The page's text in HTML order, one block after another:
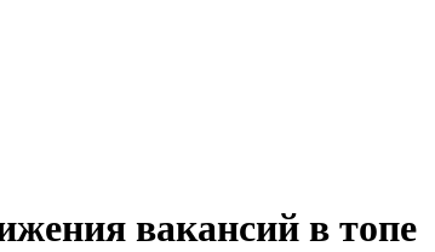
вакансий в топе